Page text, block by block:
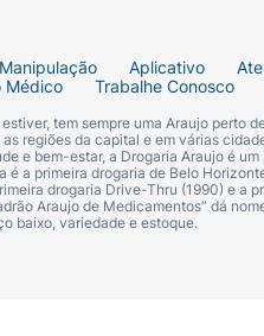
Aplicativo
Médico Trabalhe Conosco
tem sempre uma Araujo perto
regiões da capital e em várias
e bem-estar, a Drogaria Araujo é
é a primeira drogaria de Belo
drogaria Drive-Thru (1990) e a
Araujo de Medicamentos” dá
baixo, variedade e estoque.